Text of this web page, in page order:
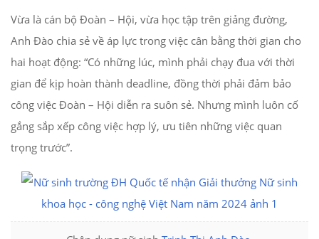
Vừa là cán bộ Đoàn – Hội, vừa học tập trên giảng đường,
Anh Đào chia sẻ về áp lực trong việc cân bằng thời gian cho
hai hoạt động: “Có những lúc, mình phải chạy đua với thời
gian để kịp hoàn thành deadline, đồng thời phải đảm bảo
công việc Đoàn – Hội diễn ra suôn sẻ. Nhưng mình luôn cố
gắng sắp xếp công việc hợp lý, ưu tiên những việc quan
trọng trước”.